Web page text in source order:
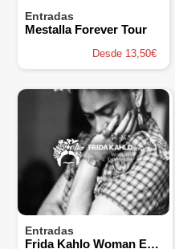
Entradas
Mestalla Forever Tour
Desde 13,50€
Entradas
Frida Kahlo Woman Experiences – Valencia